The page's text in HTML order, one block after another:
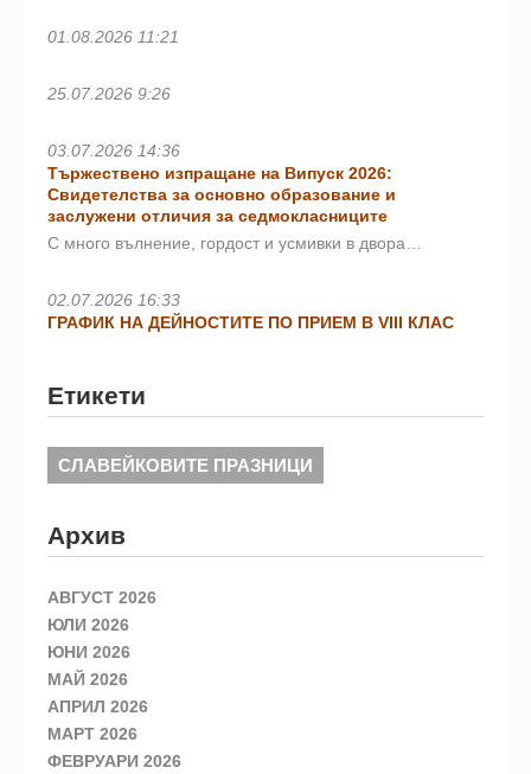
01.08.2026 11:21
25.07.2026 9:26
03.07.2026 14:36
Тържествено изпращане на Випуск 2026:
Свидетелства за основно образование и
заслужени отличия за седмокласниците
С много вълнение, гордост и усмивки в двора…
02.07.2026 16:33
ГРАФИК НА ДЕЙНОСТИТЕ ПО ПРИЕМ В VIII КЛАС
Етикети
СЛАВЕЙКОВИТЕ ПРАЗНИЦИ
Архив
АВГУСТ 2026
ЮЛИ 2026
ЮНИ 2026
МАЙ 2026
АПРИЛ 2026
МАРТ 2026
ФЕВРУАРИ 2026